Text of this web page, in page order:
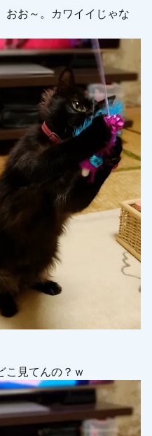
お～。カワイイじゃな
こ見てんの？ｗ